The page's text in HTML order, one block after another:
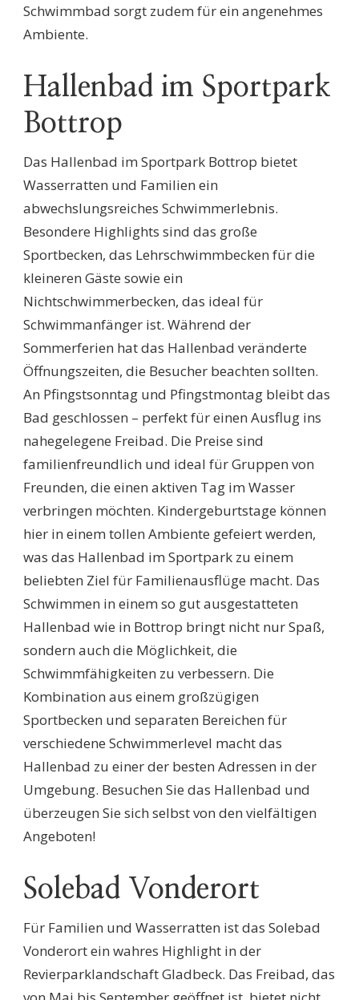
Schwimmbad sorgt zudem für ein angenehmes
Ambiente.
Hallenbad im Sportpark
Bottrop
Das Hallenbad im Sportpark Bottrop bietet
Wasserratten und Familien ein
abwechslungsreiches Schwimmerlebnis.
Besondere Highlights sind das große
Sportbecken, das Lehrschwimmbecken für die
kleineren Gäste sowie ein
Nichtschwimmerbecken, das ideal für
Schwimmanfänger ist. Während der
Sommerferien hat das Hallenbad veränderte
Öffnungszeiten, die Besucher beachten sollten.
An Pfingstsonntag und Pfingstmontag bleibt das
Bad geschlossen – perfekt für einen Ausflug ins
nahegelegene Freibad. Die Preise sind
familienfreundlich und ideal für Gruppen von
Freunden, die einen aktiven Tag im Wasser
verbringen möchten. Kindergeburtstage können
hier in einem tollen Ambiente gefeiert werden,
was das Hallenbad im Sportpark zu einem
beliebten Ziel für Familienausflüge macht. Das
Schwimmen in einem so gut ausgestatteten
Hallenbad wie in Bottrop bringt nicht nur Spaß,
sondern auch die Möglichkeit, die
Schwimmfähigkeiten zu verbessern. Die
Kombination aus einem großzügigen
Sportbecken und separaten Bereichen für
verschiedene Schwimmerlevel macht das
Hallenbad zu einer der besten Adressen in der
Umgebung. Besuchen Sie das Hallenbad und
überzeugen Sie sich selbst von den vielfältigen
Angeboten!
Solebad Vonderort
Für Familien und Wasserratten ist das Solebad
Vonderort ein wahres Highlight in der
Revierparklandschaft Gladbeck. Das Freibad, das